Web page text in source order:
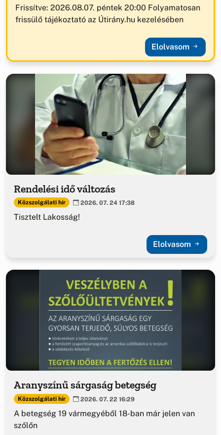
Frissítve: 2026.08.07. péntek 20:00 Folyamatosan
frissülő tájékoztató az Útirány.hu kezelésében
Elolvasom
Rendelési idő változás
Közszolgálati hír 2026. 07. 24 17:38
Tisztelt Lakosság!
Elolvasom
Aranyszínű sárgaság betegség
Közszolgálati hír 2026. 07. 22 16:29
A betegség 19 vármegyéből 18-ban már jelen van
szőlőn